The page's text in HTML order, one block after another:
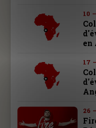
10
en
17
26